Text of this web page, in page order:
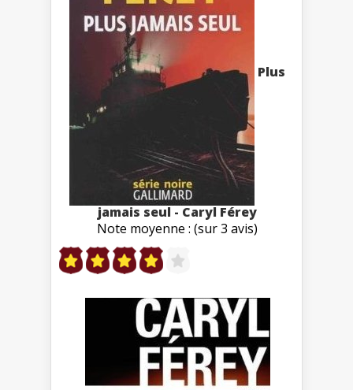
Plus
jamais seul - Caryl Férey
Note moyenne : (sur 3 avis)